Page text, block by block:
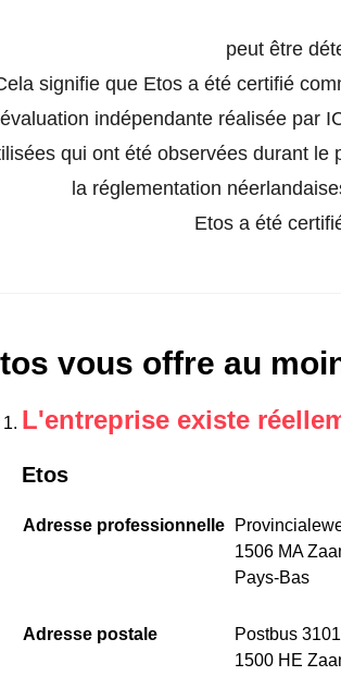
peut être
signifie que Etos a été certifié
évaluation indépendante réalisée par
qui ont été observées durant
la réglementation
Etos a été
vous offre au
L'entreprise existe
Etos
Adresse professionnelle
1506 MA
Pays-Bas
Adresse postale
Postbus 3101
1500 HE